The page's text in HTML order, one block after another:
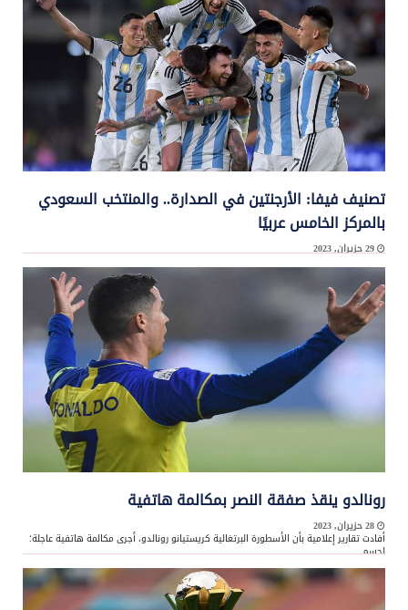
تصنيف فيفا: الأرجنتين في الصدارة.. والمنتخب السعودي
بالمركز الخامس عربيًا
29 حزيران, 2023
رونالدو ينقذ صفقة النصر بمكالمة هاتفية
أفادت تقارير إعلامية بأن الأسطورة البرتغالية كريستيانو رونالدو، أجرى مكالمة هاتفية عاجلة؛
لحسم ...